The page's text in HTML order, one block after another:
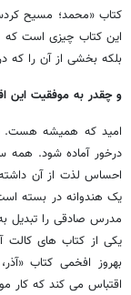
کتاب «محمد؛ مسیح
این کتاب چیزی است که
بلکه بخشی از آن را که
و چقدر به موفقیت این
امید که همیشه هست.
درخور آماده شود. همه
احساس لذت از آن
یک هندوانه در بسته
مدرس صادقی را تبدیل
یکی از کتاب های کالت
بهروز افخمی کتاب
اقتباس می کند که